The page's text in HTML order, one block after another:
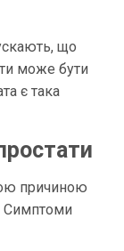
що
може бути
є така
причиною
Симптоми